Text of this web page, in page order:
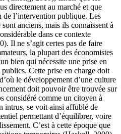
directement au marché et que
l’intervention publique. Les
anciens, mais ils connaissent à
dans ce contexte
Il ne s’agit certes pas de faire
la plupart des économistes
bien qui nécessite une prise en
Cette prise en charge doit
le développement d’une culture
doit pouvoir être trouvée sur
considéré comme un citoyen à
intrus, se voit ainsi affublé de
permettant d’équilibrer, voire
C’est à cette époque que